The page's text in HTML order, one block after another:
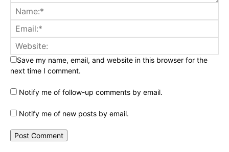
Save my name, email, and website in this browser for the
next time I comment.
Notify me of follow-up comments by email.
Notify me of new posts by email.